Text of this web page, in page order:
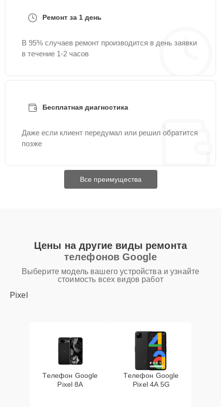
Ремонт за 1 день
В 95% случаев ремонт производится в день заявки
в течение 1-2 часов
Бесплатная диагностика
Даже если клиент передумал или решил обратится
позже
Все преимущества
Цены на другие виды ремонта
телефонов Google
Выберите модель вашего устройства и узнайте
стоимость всех видов работ
Pixel
Телефон Google
Pixel 8A
Телефон Google
Pixel 4A 5G